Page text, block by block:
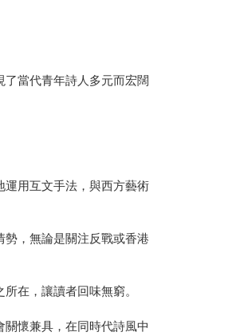
當代青年詩人多元而宏闊
運用互文手法，與西方藝術
，無論是關注反戰或香港
在，讓讀者回味無窮。
懷兼具，在同時代詩風中